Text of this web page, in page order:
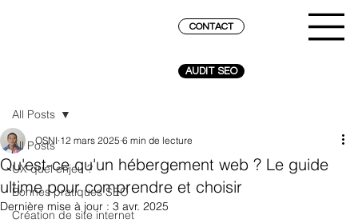
AUDIT SEO
CONTACT
All Posts
UX quel enjeu ?
Bonnes pratiques SEO
Création de site internet
All Posts
Qu'est-ce qu'un hébergement web ? Le guide
ultime pour comprendre et choisir
OSNI 12 mars 2025 6 min de lecture
Dernière mise à jour : 3 avr. 2025